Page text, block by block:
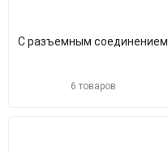
С разъемным соединением
6 товаров